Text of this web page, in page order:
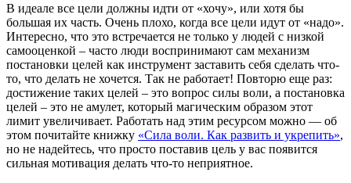
В идеале все цели должны идти от «хочу», или хотя бы
большая их часть. Очень плохо, когда все цели идут от «надо».
Интересно, что это встречается не только у людей с низкой
самооценкой – часто люди воспринимают сам механизм
постановки целей как инструмент заставить себя сделать что-
то, что делать не хочется. Так не работает! Повторю еще раз:
достижение таких целей – это вопрос силы воли, а постановка
целей – это не амулет, который магическим образом этот
лимит увеличивает. Работать над этим ресурсом можно — об
этом почитайте книжку «Сила воли. Как развить и укрепить»,
но не надейтесь, что просто поставив цель у вас появится
сильная мотивация делать что-то неприятное.